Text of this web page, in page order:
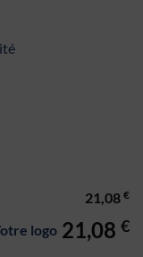
21,08 €
logo 21,08 €